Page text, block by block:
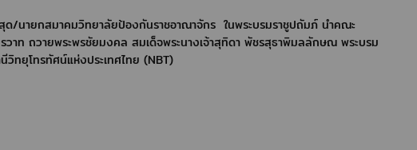
ด/นายกสมาคมวิทยาลัยป้องกันราชอาณาจักร ในพระบรมราชูปถัมภ์นำคณะ
รวาท ถวายพระพรชัยมงคล สมเด็จพระนางเจ้าสุทิดา พัชรสุธาพิมลลักษณ พระบรม
ทยุโทรทัศน์แห่งประเทศไทย (NBT)